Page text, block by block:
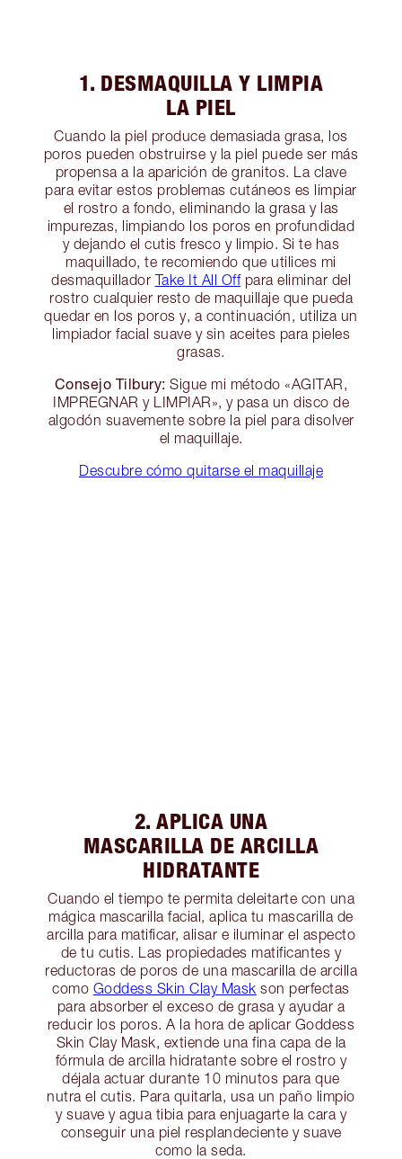
1. DESMAQUILLA Y LIMPIA
LA PIEL
Cuando la piel produce demasiada grasa, los
poros pueden obstruirse y la piel puede ser más
propensa a la aparición de granitos. La clave
para evitar estos problemas cutáneos es limpiar
el rostro a fondo, eliminando la grasa y las
impurezas, limpiando los poros en profundidad
y dejando el cutis fresco y limpio. Si te has
maquillado, te recomiendo que utilices mi
desmaquillador Take It All Offpara eliminar del
rostro cualquier resto de maquillaje que pueda
quedar en los poros y, a continuación, utiliza un
limpiador facial suave y sin aceites para pieles
grasas.
Consejo Tilbury: Sigue mi método «AGITAR,
IMPREGNAR y LIMPIAR», y pasa un disco de
algodón suavemente sobre la piel para disolver
el maquillaje.
Descubre cómo quitarse el maquillaje
2. APLICA UNA
MASCARILLA DE ARCILLA
HIDRATANTE
Cuando el tiempo te permita deleitarte con una
mágica mascarilla facial, aplica tu mascarilla de
arcilla para matificar, alisar e iluminar el aspecto
de tu cutis. Las propiedades matificantes y
reductoras de poros de una mascarilla de arcilla
como Goddess Skin Clay Mask son perfectas
para absorber el exceso de grasa y ayudar a
reducir los poros. A la hora de aplicar Goddess
Skin Clay Mask, extiende una fina capa de la
fórmula de arcilla hidratante sobre el rostro y
déjala actuar durante 10 minutos para que
nutra el cutis. Para quitarla, usa un paño limpio
y suave y agua tibia para enjuagarte la cara y
conseguir una piel resplandeciente y suave
como la seda.